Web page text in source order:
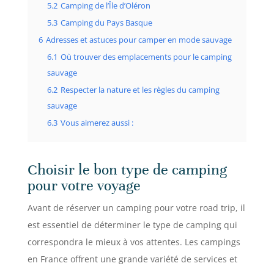
5.2 Camping de l’Île d’Oléron
5.3 Camping du Pays Basque
6 Adresses et astuces pour camper en mode sauvage
6.1 Où trouver des emplacements pour le camping
sauvage
6.2 Respecter la nature et les règles du camping
sauvage
6.3 Vous aimerez aussi :
Choisir le bon type de camping
pour votre voyage
Avant de réserver un camping pour votre road trip, il
est essentiel de déterminer le type de camping qui
correspondra le mieux à vos attentes. Les campings
en France offrent une grande variété de services et